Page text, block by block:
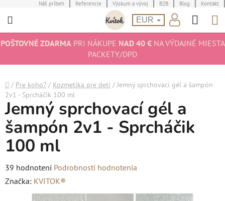
na
Náš príbeh Referencie Výskum a vývoj B2B Blog Kontakt
EUR
POŠTOVNÉ ZDARMAPRI NÁKUPE NAD 40 €NA VÝDAJNÉ MIESTA
PACKETY/DPD
Domov
/ Pre koho? / Kozmetika pre deti / Jemný sprchovací gél a šampón
2v1 - Sprcháčik 100 ml
Jemný sprchovací gél a
šampón 2v1 - Sprcháčik
100 ml
Priemerné
hodnotenie
produktu
39 hodnotení Podrobnosti hodnotenia
Značka: KVITOK®